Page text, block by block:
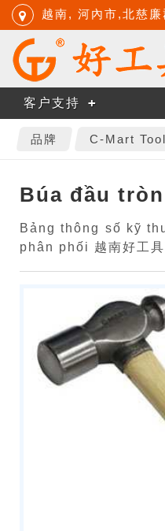
越南, 河內市,北慈
客户支持
品牌 C-Mart Tool
Búa đầu
Bảng thông số kỹ
phân phối 越南好工